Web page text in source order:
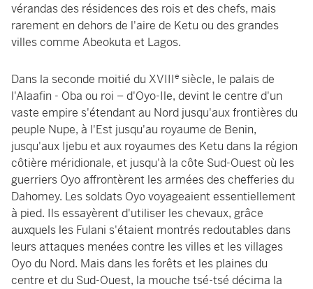
vérandas des résidences des rois et des chefs, mais
rarement en dehors de l'aire de Ketu ou des grandes
villes comme Abeokuta et Lagos.
Dans la seconde moitié du XVIIIe siècle, le palais de
l'Alaafin - Oba ou roi – d'Oyo-Ile, devint le centre d'un
vaste empire s'étendant au Nord jusqu'aux frontières du
peuple Nupe, à l'Est jusqu'au royaume de Benin,
jusqu'aux Ijebu et aux royaumes des Ketu dans la région
côtière méridionale, et jusqu'à la côte Sud-Ouest où les
guerriers Oyo affrontèrent les armées des chefferies du
Dahomey. Les soldats Oyo voyageaient essentiellement
à pied. Ils essayèrent d'utiliser les chevaux, grâce
auxquels les Fulani s'étaient montrés redoutables dans
leurs attaques menées contre les villes et les villages
Oyo du Nord. Mais dans les forêts et les plaines du
centre et du Sud-Ouest, la mouche tsé-tsé décima la